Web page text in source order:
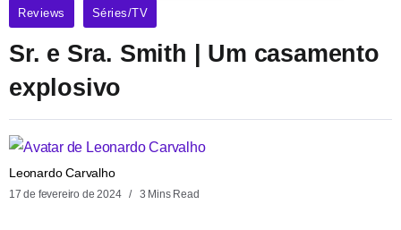
Reviews Séries/TV
Sr. e Sra. Smith | Um casamento
explosivo
Leonardo Carvalho
17 de fevereiro de 2024 3 Mins Read